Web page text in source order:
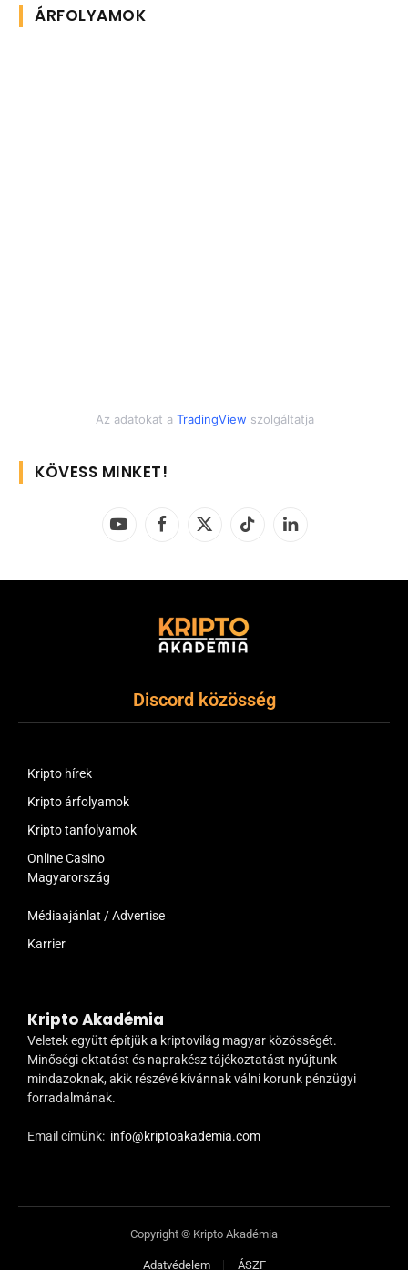
ÁRFOLYAMOK
Az adatokat a TradingView szolgáltatja
KÖVESS MINKET!
YouTubeFacebook
X
TikTok LinkedIn
Discord közösség
Kripto hírek
Kripto árfolyamok
Kripto tanfolyamok
Online Casino
Magyarország
Médiaajánlat / Advertise
Karrier
Kripto Akadémia
Veletek együtt építjük a kriptovilág magyar közösségét.
Minőségi oktatást és naprakész tájékoztatást nyújtunk
mindazoknak, akik részévé kívánnak válni korunk pénzügyi
forradalmának.
Email címünk: info@kriptoakademia.com
Copyright © Kripto Akadémia
Adatvédelem ÁSZF